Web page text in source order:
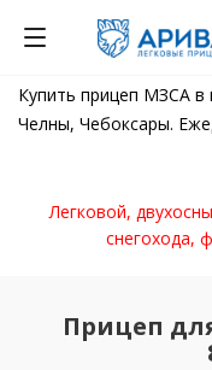
Купить прицеп МЗСА
Челны, Чебоксары.
Легковой,
снегохода,
Прицеп